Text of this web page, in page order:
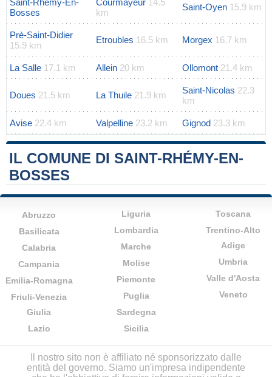
Saint-Rhemy-En-
Bosses
Courmayeur 14.5
km
Saint-Oyen 15.9 km
Prè-Saint-Didier
15.9 km
Etroubles 16.5 km Morgex 16.7 km
La Salle 17.1 km Allein 20 km Ollomont 21.4 km
Doues 21.5 km La Thuile 21.9 km Saint-Nicolas 22.3
km
Avise 22.4 km Valpelline 23.2 km Gignod 23.3 km
IL COMUNE DI SAINT-RHÉMY-EN-
BOSSES
Abruzzo
Basilicata
Calabria
Campania
Emilia-Romagna
Friuli-Venezia
Giulia
Lazio
Liguria
Lombardia
Marche
Molise
Piemonte
Puglia
Sardegna
Sicilia
Toscana
Trentino-Alto
Adige
Umbria
Valle d'Aosta
Veneto
Il nostro sito non è affiliato né sponsorizzato dalle
entità del governo. Siamo un'impresa indipendente